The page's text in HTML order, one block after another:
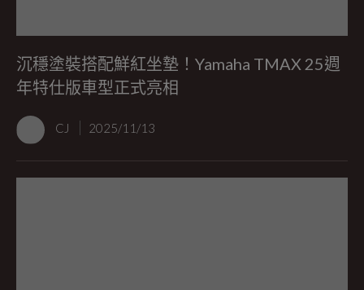
沉穩塗裝搭配鮮紅坐墊！Yamaha TMAX 25週
年特仕版車型正式亮相
CJ 2025/11/13